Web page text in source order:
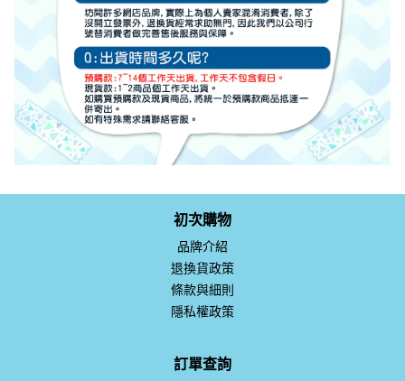
初次購物
品牌介紹
退換貨政策
條款與細則
隱私權政策
訂單查詢